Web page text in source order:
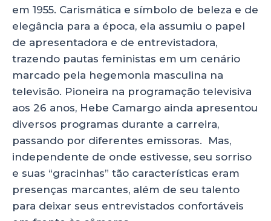
em 1955. Carismática e símbolo de beleza e de
elegância para a época, ela assumiu o papel
de apresentadora e de entrevistadora,
trazendo pautas feministas em um cenário
marcado pela hegemonia masculina na
televisão. Pioneira na programação televisiva
aos 26 anos, Hebe Camargo ainda apresentou
diversos programas durante a carreira,
passando por diferentes emissoras. Mas,
independente de onde estivesse, seu sorriso
e suas “gracinhas” tão características eram
presenças marcantes, além de seu talento
para deixar seus entrevistados confortáveis